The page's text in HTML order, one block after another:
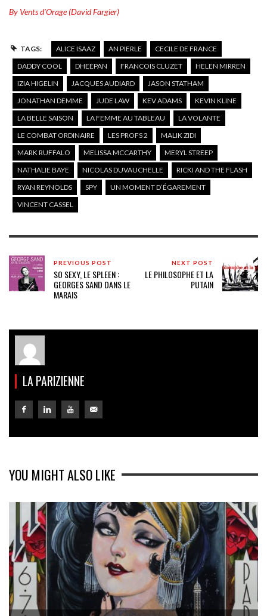
By Vents d’Orage (David Fargier)
TAGS: ALICE ISAAZ AN PIERLE
CECILE DE FRANCE
DADDY COOL
DHEEPAN FRANCOIS CLUZET
HELEN MIRREN
IZIA HIGELIN
JACQUES AUDIARD
JASON STATHAM
JONATHAN DEMME
JUDE LAW KEV ADAMS
KEVIN KLINE
LA BELLE SAISON
LA FEMME AU TABLEAU
LA VOLANTE
LE COMBAT ORDINAIRE
LES PROFS 2
MALIK ZIDI
MARK RUFFALO
MELISSA MCCARTHY
MERYL STREEP
NATHALIE BAYE
NICOLAS DUVAUCHELLE
RICKI AND THE FLASH
RYAN REYNOLDS
SPY
UN MOMENT D’ÉGAREMENT
VINCENT CASSEL
PREVIOUS POST
SO SEXY, LE SPLEEN :
GEORGES SAND DANS LE
MARAIS
NEXT POST
LE PHILOSOPHE ET LA
PUTAIN
LA PARIZIENNE
YOU MIGHT ALSO LIKE